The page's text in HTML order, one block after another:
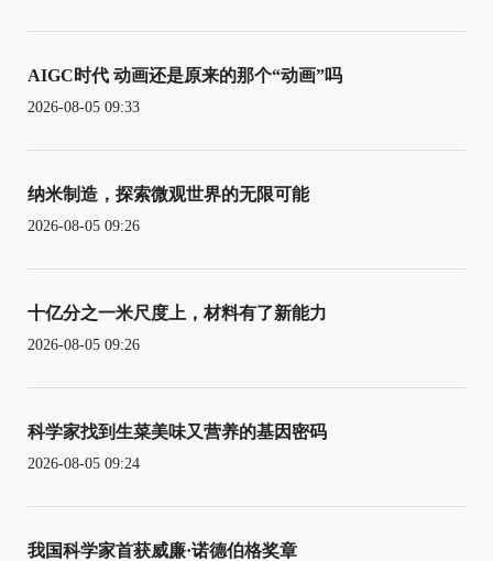
AIGC时代 动画还是原来的那个“动画”吗
2026-08-05 09:33
纳米制造，探索微观世界的无限可能
2026-08-05 09:26
十亿分之一米尺度上，材料有了新能力
2026-08-05 09:26
科学家找到生菜美味又营养的基因密码
2026-08-05 09:24
我国科学家首获威廉·诺德伯格奖章